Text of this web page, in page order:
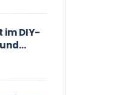
im DIY-